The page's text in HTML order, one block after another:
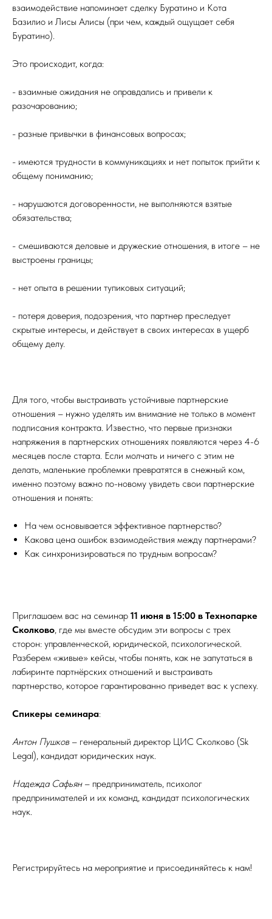
взаимодействие напоминает сделку Буратино и Кота
Базилио и Лисы Алисы (при чем, каждый ощущает себя
Буратино).
Это происходит, когда:
- взаимные ожидания не оправдались и привели к
разочарованию;
- разные привычки в финансовых вопросах;
- имеются трудности в коммуникациях и нет попыток прийти к
общему пониманию;
- нарушаются договоренности, не выполняются взятые
обязательства;
- смешиваются деловые и дружеские отношения, в итоге – не
выстроены границы;
- нет опыта в решении тупиковых ситуаций;
- потеря доверия, подозрения, что партнер преследует
скрытые интересы, и действует в своих интересах в ущерб
общему делу.
Для того, чтобы выстраивать устойчивые партнерские
отношения – нужно уделять им внимание не только в момент
подписания контракта. Известно, что первые признаки
напряжения в партнерских отношениях появляются через 4-6
месяцев после старта. Если молчать и ничего с этим не
делать, маленькие проблемки превратятся в снежный ком,
именно поэтому важно по-новому увидеть свои партнерские
отношения и понять:
На чем основывается эффективное партнерство?
Какова цена ошибок взаимодействия между партнерами?
Как синхронизироваться по трудным вопросам?
Приглашаем вас на семинар 11 июня в 15:00 в Технопарке
Сколково, где мы вместе обсудим эти вопросы с трех
сторон: управленческой, юридической, психологической.
Разберем «живые» кейсы, чтобы понять, как не запутаться в
лабиринте партнёрских отношений и выстраивать
партнерство, которое гарантированно приведет вас к успеху.
Спикеры семинара:
Антон Пушков – генеральный директор ЦИС Сколково (Sk
Legal), кандидат юридических наук.
Надежда Сафьян– предприниматель, психолог
предпринимателей и их команд, кандидат психологических
наук.
Регистрируйтесь на мероприятие и присоединяйтесь к нам!